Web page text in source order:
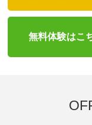
無料体験はこ